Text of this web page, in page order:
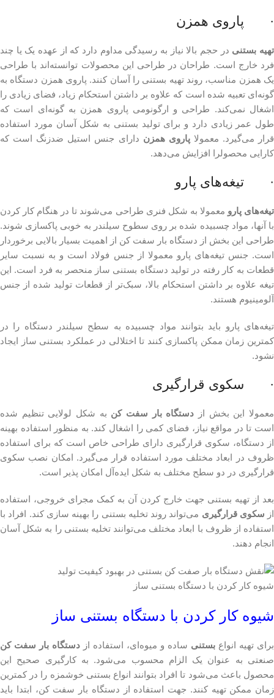
· پاروی همزن
تهیه بستنی در حجم بالا نیاز به رسیدگی مداوم دارد که از عهده یک یا چند
فرد خارج است. طراحان در طراحی این محصولات توانسته‌اند با طراحی
یک همزن مناسب، روند تهیه بستنی را آسان کنند. پاروی همزن دستگاه به
گونه‌ای تعبیه شده است که علاوه بر داشتن استحکام زیاد، فضای زیادی را
اشغال نمی‌کند. طراحی و ارگونومی پاروی همزن به گونه‌ای است که
طول عمر زیادی دارد و برای تولید بستنی به شکل آسان مورد استفاده
قرار می‌گیرد. معمولاپاروی همزن دارای جنس استیل ضدزنگ است که
کارایی محصولرا افزایش می‌دهد.
· تیغه‌های پارو
تیغه‌های پارو معمولا به شکل فنری طراحی می‌شوند تا در هنگام کار کردن
با آنها، مواد چسبیده شده بر روی سطوح سیلندر به خوبی پاکسازی شوند.
طراحی این بخش از دستگاه بار سفت کن از اهمیت بسیار بالایی برخوردار
است. جنس تیغه‌های پارو معمولا از جنس فولاد است و به نسبت سایر
قطعات به کار رفته در تولید دستگاه بستنی ساز منحصر به فرد است. این
تیغه علاوه بر داشتن استحکام بالا، سبک‌تر از قطعات تولید شده از جنس
آلومینیوم هستند.
تیغه‌های پارو باید بتوانند مواد چسبیده به سطح سیلندر دستگاه را در
کمترین زمان ممکن پاکسازی کنند تا اختلالی در عملکرد بستنی ساز ایجاد
نشود.
· سکوی قرارگیری
معمولا این بخش از دستگاه بار سفت کن به شکل لولایی تنظیم شده
است تا در مواقع نیاز، فضای کمی را اشغال کند. به منظور استفاده بهینه
از دستگاه، سکوی قرارگیری دارای طراحی خاص است که برای استفاده
ظروف در ابعاد مختلف مورد استفاده قرار می‌گیرد. امکان نصب سکوی
قرارگیری در دو سطح مختلف به شکل ایده‌آل امکان پذیر است.
بعد از تهیه بستنی جهت خارج کردن آن به کمک مجرای خروجی، استفاده
از سکوی قرارگیری می‌تواند روند تخلیه بستنی را بهینه سازی کند. افراد با
استفاده از ظروف با ابعاد مختلف می‌توانند تخلیه بستنی را به شکل آسان
انجام دهند.
شیوه کار کردن با دستگاه بستنی ساز
شیوه کار کردن با دستگاه بستنی ساز
برای تهیه انواع بستنی ساده و میوه‌ای، استفاده از دستگاه بار سفت کن
صنعتی به عنوان یک الزام محسوب می‌شود. به کارگیری صحیح این
محصول باعث می‌شود تا افراد بتوانند انواع بستنی خوشمزه را در کمترین
زمان ممکن تهیه کنند. جهت استفاده از دستگاه بار سفت کن، ابتدا باید